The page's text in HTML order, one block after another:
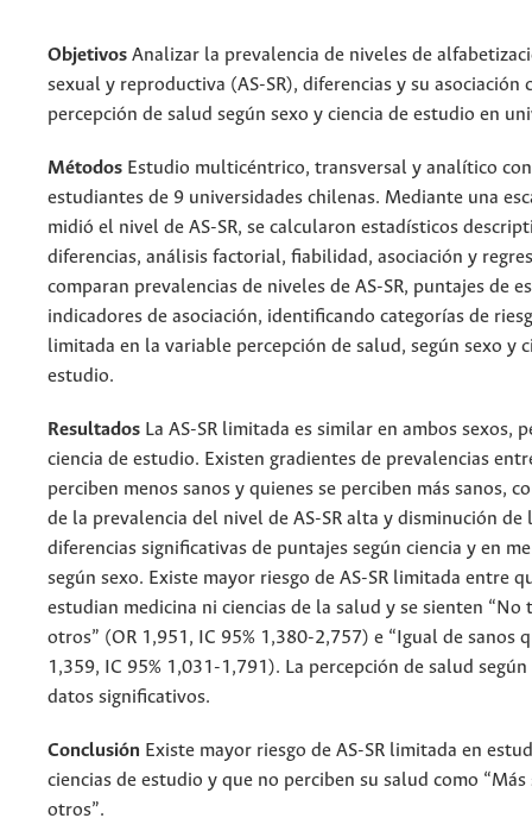
Objetivos Analizar la prevalencia de niveles de
sexual y reproductiva (AS-SR), diferencias y su asociación
percepción de salud según sexo y ciencia de estudio en
Métodos Estudio multicéntrico, transversal y analítico
estudiantes de 9 universidades chilenas. Mediante una
midió el nivel de AS-SR, se calcularon estadísticos
diferencias, análisis factorial, fiabilidad, asociación y
comparan prevalencias de niveles de AS-SR, puntajes de
indicadores de asociación, identificando categorías de
limitada en la variable percepción de salud, según sexo y
estudio.
Resultados La AS-SR limitada es similar en ambos sexos,
ciencia de estudio. Existen gradientes de prevalencias
perciben menos sanos y quienes se perciben más sanos,
de la prevalencia del nivel de AS-SR alta y disminución de
diferencias significativas de puntajes según ciencia y en
según sexo. Existe mayor riesgo de AS-SR limitada entre
estudian medicina ni ciencias de la salud y se sienten “No
otros” (OR 1,951, IC 95% 1,380-2,757) e “Igual de sanos
1,359, IC 95% 1,031-1,791). La percepción de salud
datos significativos.
Conclusión Existe mayor riesgo de AS-SR limitada en
ciencias de estudio y que no perciben su salud como “Más
otros”.